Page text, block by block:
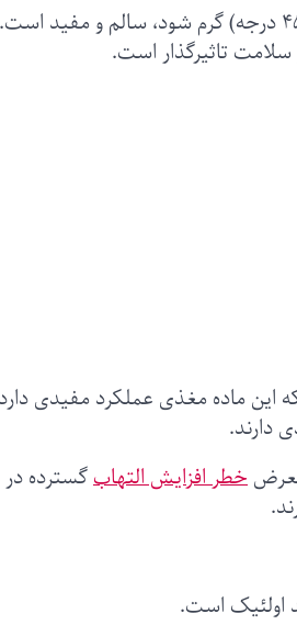
روغن آفتابگردان زمانی که به مقدار کم مصرف شود و در دمای مناسب (تا ۴۵۰ درجه) گرم شود، سالم و
سلامت تاثیرگذار است.
۶ نیاز دارند تا مطمئن شوند که این ماده مغذی عملکرد مفیدی
دارند.
خطر افزایش التهابگسترده در
اولئیک است.